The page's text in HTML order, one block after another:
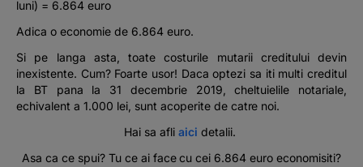
luni) = 6.864 euro
Adica o economie de 6.864 euro.
Si pe langa asta, toate costurile mutarii creditului devin
inexistente. Cum? Foarte usor! Daca optezi sa iti multi creditul
la BT pana la 31 decembrie 2019, cheltuielile notariale,
echivalent a 1.000 lei, sunt acoperite de catre noi.
Hai sa afli aici detalii.
Asa ca ce spui? Tu ce ai face cu cei 6.864 euro economisiti?